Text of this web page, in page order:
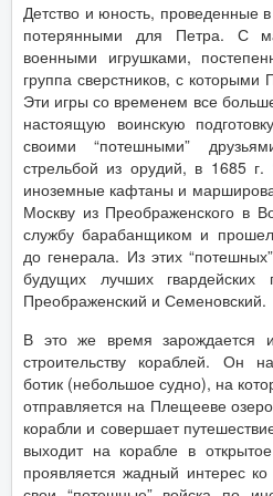
Детство и юность, проведенные
потерянными для Петра. С
военными игрушками,
группа сверстников, с
Эти игры со временем все
настоящую воинскую
своими “потешными”
стрельбой из орудий, в 1685
иноземные кафтаны и
Москву из Преображенского в
службу барабанщиком и
до генерала. Из этих
будущих лучших
Преображенский и Семеновский.
В это же время зарождается
строительству кораблей. Он
ботик (небольшое судно), на
отправляется на Плещееве
корабли и совершает
выходит на корабле в
проявляется жадный интерес